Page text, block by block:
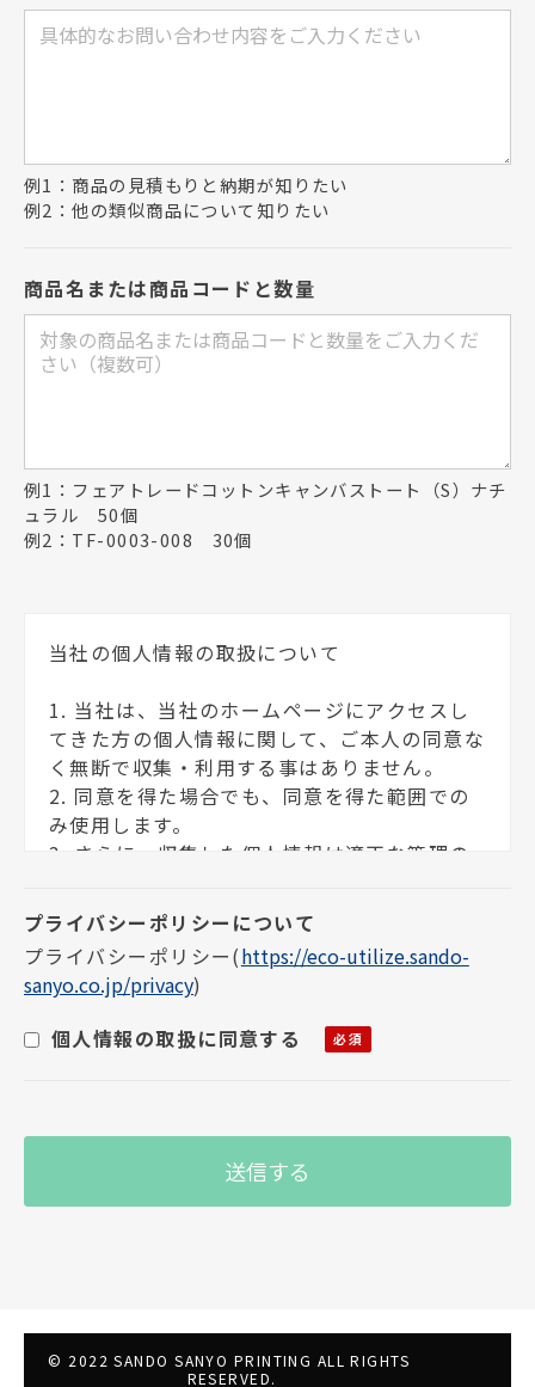
例1：商品の見積もりと納期が知りたい
例2：他の類似商品について知りたい
商品名または商品コードと数量
例1：フェアトレードコットンキャンバストート（S）ナチ
ュラル 50個
例2：TF-0003-008 30個
当社の個人情報の取扱について
1. 当社は、当社のホームページにアクセスし
てきた方の個人情報に関して、ご本人の同意な
く無断で収集・利用する事はありません。
2. 同意を得た場合でも、同意を得た範囲での
み使用します。
3. さらに、収集した個人情報は適正な管理の
個人情報の利用目的について
お客様の個人情報は下記の目的に使用させて
いただきます。下記の目的以外で個人情報を使
用する場合は、改めて目的をお知らせし、お
は、弊社が提供するサービスがお受けできな
くなる場合がございます。
個人情報の第三者提供及び委託について
プライバシーポリシー(https://eco-utilize.sando-
sanyo.co.jp/privacy)
個人情報の取扱に同意する
© 2022 SANDO SANYO PRINTING ALL RIGHTS
RESERVED.